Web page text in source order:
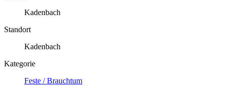
Kadenbach
Standort
Kadenbach
Kategorie
Feste / Brauchtum